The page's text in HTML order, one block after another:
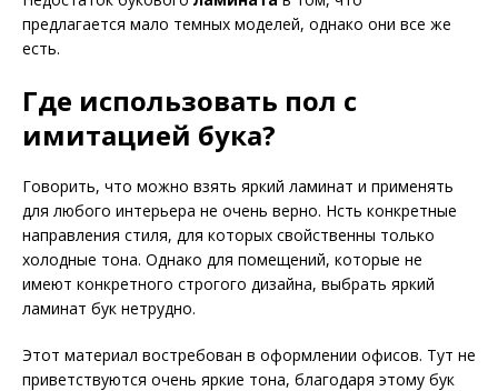
предлагается мало темных моделей, однако они все же
есть.
Где использовать пол с
имитацией бука?
Говорить, что можно взять яркий ламинат и применять
для любого интерьера не очень верно. Нсть конкретные
направления стиля, для которых свойственны только
холодные тона. Однако для помещений, которые не
имеют конкретного строгого дизайна, выбрать яркий
ламинат бук нетрудно.
Этот материал востребован в оформлении офисов. Тут не
приветствуются очень яркие тона, благодаря этому бук